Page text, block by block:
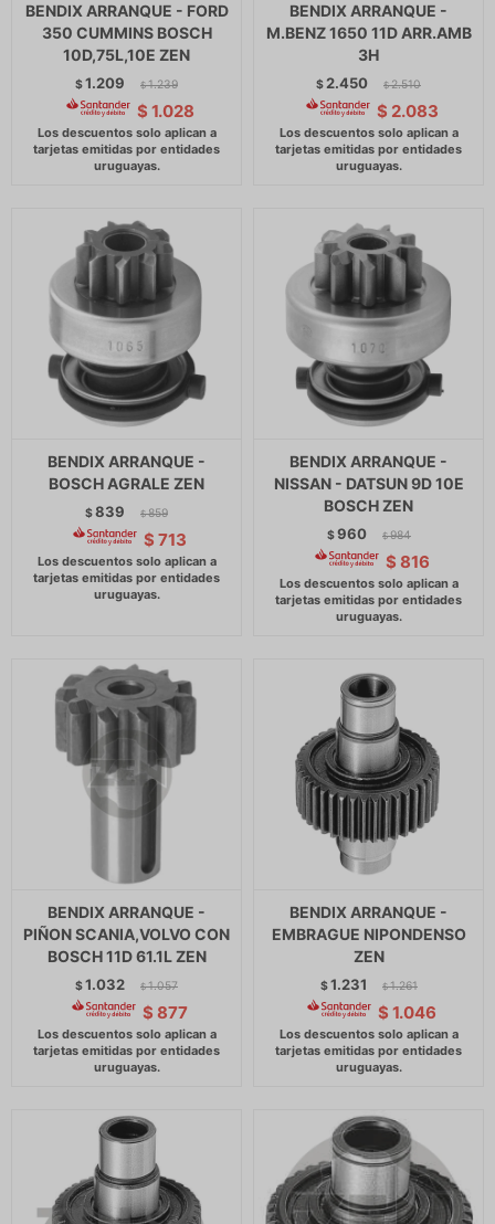
BENDIX ARRANQUE - FORD
350 CUMMINS BOSCH
10D,75L,10E ZEN
$1.209 $ 1.239
$ 1.028
BENDIX ARRANQUE -
M.BENZ 1650 11D ARR.AMB
3H
$ 2.450 $ 2.510
$ 2.083
BENDIX ARRANQUE -
BOSCH AGRALE ZEN
$839 $ 859
$ 713
BENDIX ARRANQUE -
NISSAN - DATSUN 9D 10E
BOSCH ZEN
$960 $ 984
$ 816
BENDIX ARRANQUE -
PIÑON SCANIA,VOLVO CON
BOSCH 11D 61.1L ZEN
$1.032 $ 1.057
$ 877
BENDIX ARRANQUE -
EMBRAGUE NIPONDENSO
ZEN
$1.231 $ 1.261
$ 1.046